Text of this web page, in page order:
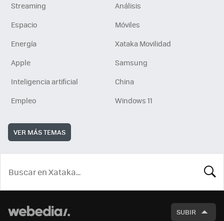
Streaming
Análisis
Espacio
Móviles
Energía
Xataka Movilidad
Apple
Samsung
Inteligencia artificial
China
Empleo
Windows 11
VER MÁS TEMAS
SUBIR